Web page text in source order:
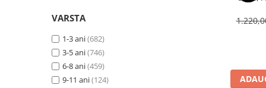
400 RON - 500 RON
500 RON - 750 RON
750 RON - 1000 RON
Peste 1000 RON
VARSTA
1-3 ani(682)
3-5 ani(746)
6-8 ani(459)
9-11 ani(124)